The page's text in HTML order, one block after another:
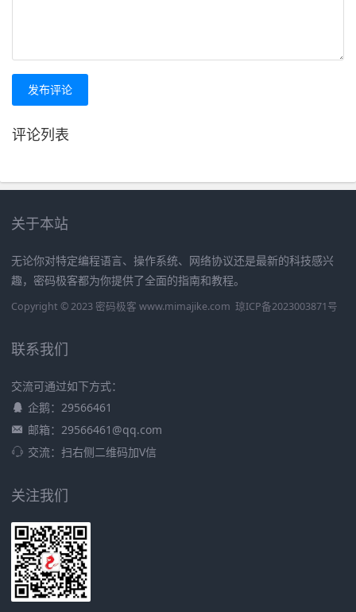
发布评论
评论列表
关于本站
无论你对特定编程语言、操作系统、网络协议还是最新的科技感兴
趣，密码极客都为你提供了全面的指南和教程。
Copyright © 2023 密码极客 www.mimajike.com 琼ICP备2023003871号
联系我们
交流可通过如下方式：
企鹅：29566461
邮箱：29566461@qq.com
交流：扫右侧二维码加V信
关注我们